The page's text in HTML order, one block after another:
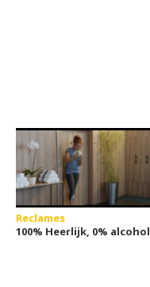
Reclames
100% Heerlijk, 0% alcohol